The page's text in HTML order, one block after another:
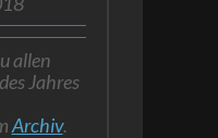
allen
Jahres
Archiv.